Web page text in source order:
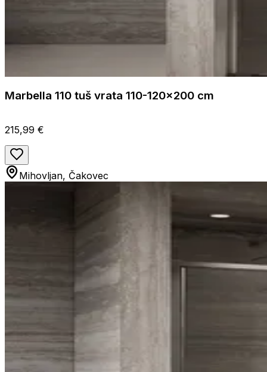
Marbella 110 tuš vrata 110-120x200 cm
215,99 €
Mihovljan, Čakovec